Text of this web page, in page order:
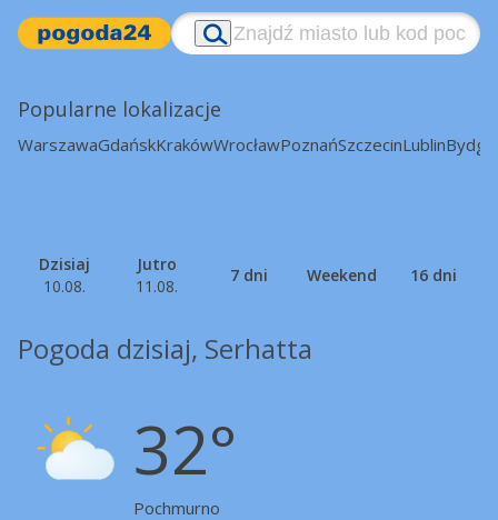
Popularne lokalizacje
WarszawaGdańskKrakówWrocławPoznańSzczecinLublin
Dzisiaj
10.08.
Jutro
11.08.
7 dni Weekend 16 dni
Pogoda dzisiaj, Serhatta
32°
Pochmurno